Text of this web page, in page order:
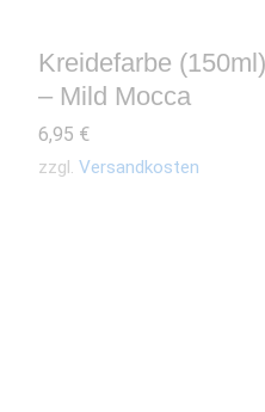
Kreidefarbe (150ml)
– Mild Mocca
6,95 €
zzgl. Versandkosten